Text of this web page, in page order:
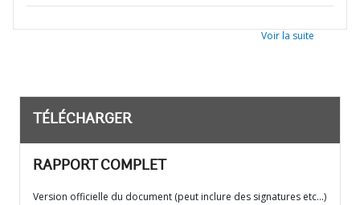
Voir la suite
TÉLÉCHARGER
RAPPORT COMPLET
Version officielle du document (peut inclure des signatures etc…)